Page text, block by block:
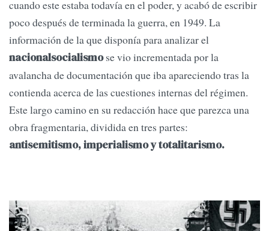
cuando este estaba todavía en el poder, y acabó de escribir
poco después de terminada la guerra, en 1949. La
información de la que disponía para analizar el
nacionalsocialismose vio incrementada por la
avalancha de documentación que iba apareciendo tras la
contienda acerca de las cuestiones internas del régimen.
Este largo camino en su redacción hace que parezca una
obra fragmentaria, dividida en tres partes:
antisemitismo, imperialismo y totalitarismo.